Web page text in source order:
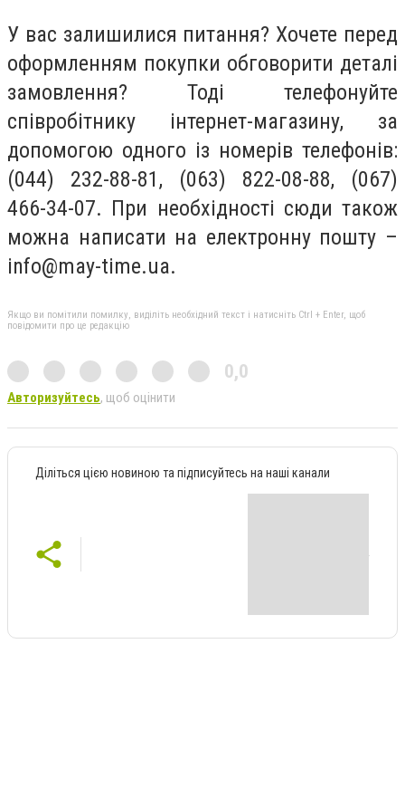
У вас залишилися питання? Хочете перед
оформленням покупки обговорити деталі
замовлення? Тоді телефонуйте
співробітнику інтернет-магазину, за
допомогою одного із номерів телефонів:
(044) 232-88-81, (063) 822-08-88, (067)
466-34-07. При необхідності сюди також
можна написати на електронну пошту –
info@may-time.ua.
Якщо ви помітили помилку, виділіть необхідний текст і натисніть Ctrl + Enter, щоб
повідомити про це редакцію
0,0
Авторизуйтесь, щоб оцінити
Діліться цією новиною та підписуйтесь на наші канали